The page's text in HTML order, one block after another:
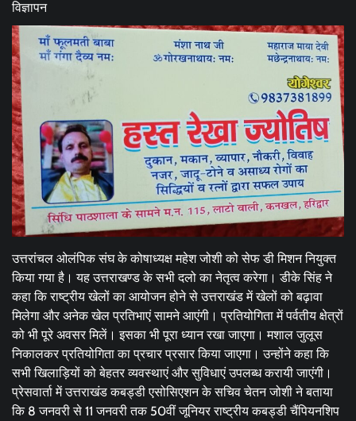
विज्ञापन
उत्तरांचल ओलंपिक संघ के कोषाध्यक्ष महेश जोशी को सेफ डी मिशन नियुक्त
किया गया है। यह उत्तराखण्ड के सभी दलो का नेतृत्व करेगा। डीके सिंह ने
कहा कि राष्ट्रीय खेलों का आयोजन होने से उत्तराखंड में खेलों को बढ़ावा
मिलेगा और अनेक खेल प्रतिभाएं सामने आएंगी। प्रतियोगिता में पर्वतीय क्षेत्रों
को भी पूरे अवसर मिलें। इसका भी पूरा ध्यान रखा जाएगा। मशाल जुलूस
निकालकर प्रतियोगिता का प्रचार प्रसार किया जाएगा। उन्होंने कहा कि
सभी खिलाड़ियों को बेहतर व्यवस्थाएं और सुविधाएं उपलब्ध करायी जाएंगी।
प्रेसवार्ता में उत्तराखंड कबड्डी एसोसिएशन के सचिव चेतन जोशी ने बताया
कि 8 जनवरी से 11 जनवरी तक 50वीं जूनियर राष्ट्रीय कबड्डी चैंपियनशिप